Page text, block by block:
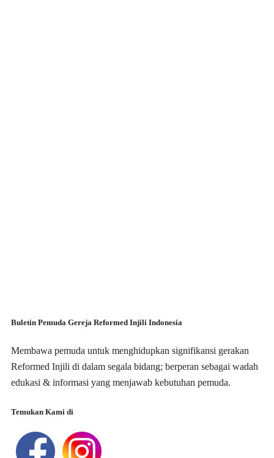
Buletin Pemuda Gereja Reformed Injili Indonesia
Membawa pemuda untuk menghidupkan signifikansi gerakan
Reformed Injili di dalam segala bidang; berperan sebagai wadah
edukasi & informasi yang menjawab kebutuhan pemuda.
Temukan Kami di